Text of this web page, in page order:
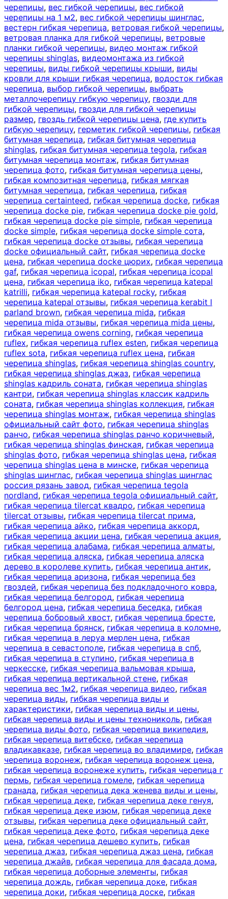
черепицы, вес гибкой черепицы, вес гибкой
черепицы на 1 м2, вес гибкой черепицы шинглас,
вестерн гибкая черепица, ветровая гибкой черепицы,
ветровая планка для гибкой черепицы, ветровые
планки гибкой черепицы, видео монтаж гибкой
черепицы shinglas, видеомонтажа из гибкой
черепицы, виды гибкой черепицы крыши, виды
кровли для крыши гибкая черепица, водосток гибкая
черепица, выбор гибкой черепицы, выбрать
металлочерепицу гибкую черепицу, гвозди для
гибкой черепицы, гвозди для гибкой черепицы
размер, гвоздь гибкой черепицы цена, где купить
гибкую черепицу, герметик гибкой черепицы, гибкая
битумная черепица, гибкая битумная черепица
shinglas, гибкая битумная черепица tegola, гибкая
битумная черепица монтаж, гибкая битумная
черепица фото, гибкая битумная черепица цены,
гибкая композитная черепица, гибкая мягкая
битумная черепица, гибкая черепица, гибкая
черепица certainteed, гибкая черепица docke, гибкая
черепица docke pie, гибкая черепица docke pie gold,
гибкая черепица docke pie simple, гибкая черепица
docke simple, гибкая черепица docke simple сота,
гибкая черепица docke отзывы, гибкая черепица
docke официальный сайт, гибкая черепица docke
цена, гибкая черепица docke цюрих, гибкая черепица
gaf, гибкая черепица icopal, гибкая черепица icopal
цена, гибкая черепица iko, гибкая черепица katepal
katrilli, гибкая черепица katepal rocky, гибкая
черепица katepal отзывы, гибкая черепица kerabit l
parland brown, гибкая черепица mida, гибкая
черепица mida отзывы, гибкая черепица mida цены,
гибкая черепица owens corning, гибкая черепица
ruflex, гибкая черепица ruflex esten, гибкая черепица
ruflex sota, гибкая черепица ruflex цена, гибкая
черепица shinglas, гибкая черепица shinglas country,
гибкая черепица shinglas джаз, гибкая черепица
shinglas кадриль соната, гибкая черепица shinglas
кантри, гибкая черепица shinglas классик кадриль
соната, гибкая черепица shinglas коллекция, гибкая
черепица shinglas монтаж, гибкая черепица shinglas
официальный сайт фото, гибкая черепица shinglas
ранчо, гибкая черепица shinglas ранчо коричневый,
гибкая черепица shinglas финская, гибкая черепица
shinglas фото, гибкая черепица shinglas цена, гибкая
черепица shinglas цена в минске, гибкая черепица
shinglas шинглас, гибкая черепица shinglas шинглас
россия рязань завод, гибкая черепица tegola
nordland, гибкая черепица tegola официальный сайт,
гибкая черепица tilercat квадро, гибкая черепица
tilercat отзывы, гибкая черепица tilercat прима,
гибкая черепица айко, гибкая черепица аккорд,
гибкая черепица акции цена, гибкая черепица акция,
гибкая черепица алабама, гибкая черепица алматы,
гибкая черепица аляска, гибкая черепица аляска
дерево в королеве купить, гибкая черепица антик,
гибкая черепица аризона, гибкая черепица без
гвоздей, гибкая черепица без подкладочного ковра,
гибкая черепица белгород, гибкая черепица
белгород цена, гибкая черепица беседка, гибкая
черепица бобровый хвост, гибкая черепица бресте,
гибкая черепица брянск, гибкая черепица в коломне,
гибкая черепица в леруа мерлен цена, гибкая
черепица в севастополе, гибкая черепица в спб,
гибкая черепица в ступино, гибкая черепица в
черкесске, гибкая черепица вальмовая крыша,
гибкая черепица вертикальной стене, гибкая
черепица вес 1м2, гибкая черепица видео, гибкая
черепица виды, гибкая черепица виды и
характеристики, гибкая черепица виды и цены,
гибкая черепица виды и цены технониколь, гибкая
черепица виды фото, гибкая черепица википедия,
гибкая черепица витебске, гибкая черепица
владикавказе, гибкая черепица во владимире, гибкая
черепица воронеж, гибкая черепица воронеж цена,
гибкая черепица воронеже купить, гибкая черепица г
пермь, гибкая черепица гомеле, гибкая черепица
гранада, гибкая черепица дека женева виды и цены,
гибкая черепица деке, гибкая черепица деке генуя,
гибкая черепица деке изюм, гибкая черепица деке
отзывы, гибкая черепица деке официальный сайт,
гибкая черепица деке фото, гибкая черепица деке
цена, гибкая черепица дешево купить, гибкая
черепица джаз, гибкая черепица джаз цена, гибкая
черепица джайв, гибкая черепица для фасада дома,
гибкая черепица доборные элементы, гибкая
черепица дождь, гибкая черепица доке, гибкая
черепица доки, гибкая черепица доске, гибкая